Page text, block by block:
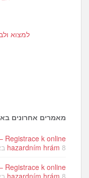
למצוא
מאמרים אחרונים
Registrace k online
hazardním hrám 8 באוגוסט 2026
Registrace k online
hazardním hrám 8 באוגוסט 2026